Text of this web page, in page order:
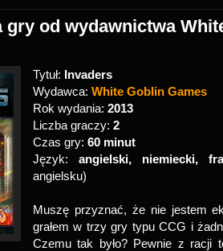
gry od wydawnictwa
Tytuł: Invaders
Wydawca: White Goblin Games
Rok wydania: 2013
Liczba graczy: 2
Czas gry: 60 minut
Język:angielski, niemiecki,
angielsku)
Muszę przyznać, że nie jestem
grałem w trzy gry typu CCG i
Czemu tak było? Pewnie z racji